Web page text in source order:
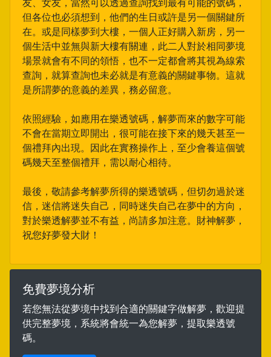
友、女友，當然可以透過查詢找到最有可能的號碼，
但各位也必須想到，他們的生日或許是另一個關鍵所
在。或是同樣夢到大樓，一個人正好購入新房，另一
個生活中並無與新大樓有關連，此二人對於相同夢境
場景就會有不同的領悟，也不一定都會將其視為線索
查詢，就算查詢也未必就是有意義的關鍵事物。這就
是所謂夢的意義的差異，務必留意。
依照經驗，如應用在樂透號碼，解夢而來的數字可能
不會在當期立即開出，很可能在接下來的幾天甚至一
個禮拜內出現。因此在實務操作上，至少會養這個號
碼幾天至整個禮拜，需以耐心相待。
最後，敬請參考解夢所得的樂透號碼，但切勿過於迷
信，迷信將迷失自己，同時迷失自己在夢中的方向，
對於樂透解夢並不有益，尚請多加注意。財神解夢，
祝您好夢發大財！
免費夢境分析
若您無法從夢境中找到合適的關鍵字做解夢，歡迎提
供完整夢境，系統將會統一為您解夢，提取樂透號
碼。